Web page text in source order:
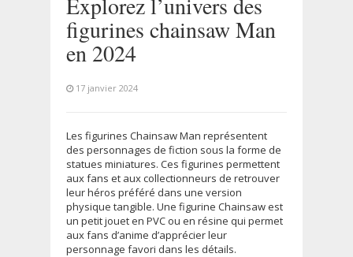
figurines chainsaw Man
en 2024
17 janvier 2024
Les figurines Chainsaw Man représentent
des personnages de fiction sous la forme de
statues miniatures. Ces figurines permettent
aux fans et aux collectionneurs de retrouver
leur héros préféré dans une version
physique tangible. Une figurine Chainsaw est
un petit jouet en PVC ou en résine qui permet
aux fans d’anime d’apprécier leur
personnage favori dans les détails.